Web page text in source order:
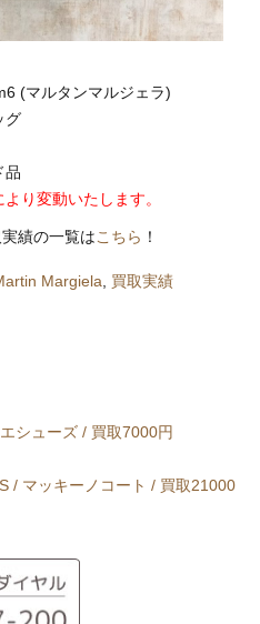
(マルタンマルジェラ)
グ
品
り変動いたします。
績の一覧はこちら ！
Margiela 買取実績
シューズ / 買取7000円
/ マッキーノコート / 買取21000